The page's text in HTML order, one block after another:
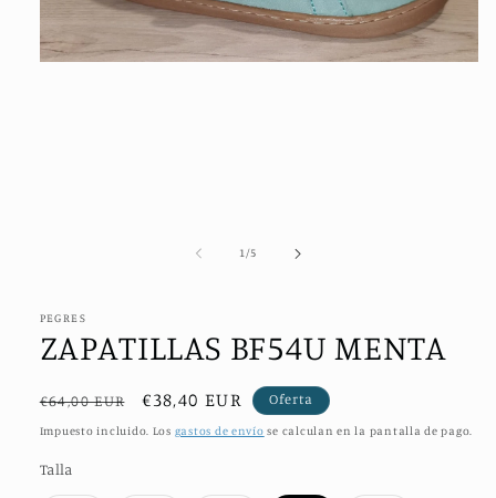
1 /de5
PEGRES
ZAPATILLAS BF54U MENTA
Precio
habitual
€64,00 EUR
Precio
de
€38,40 EUR Oferta
Impuesto incluido. Los gastos de envío se calculan en la pantalla de pago.
Talla